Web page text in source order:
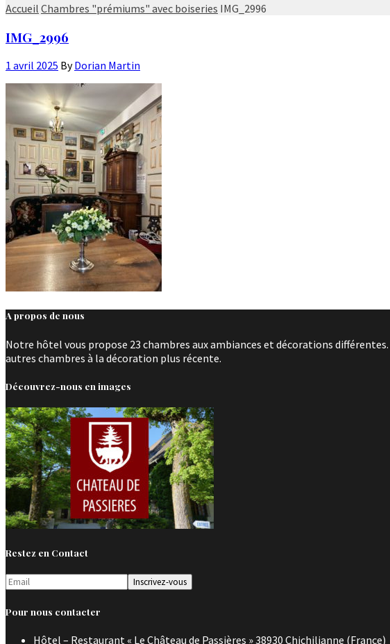
Accueil Chambres "prémiums" avec boiseries IMG_2996
IMG_2996
1 avril 2025 ByDorian Martin
A propos de nous
Notre hôtel vous propose 23 chambres aux ambiances et décorations
autres chambres à la décoration plus récente.
Découvrez-nous en images
Restez en Contact
Pour nous contacter
Hôtel – Restaurant « Le Château de Passières » 38930 Chichilianne (France)